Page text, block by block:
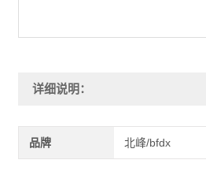
详细说明：
品牌 北峰/bfdx